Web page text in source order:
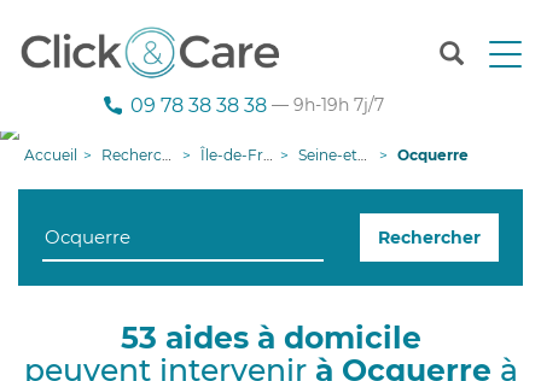
T
n
g
i
09 78 38 38 38 — 9h-19h 7j/7
Accueil Recherche aide à domicile Île-de-France Seine-et-Marne Ocquerre
Rechercher
53 aides à domicile
peuvent intervenir à Ocquerre à